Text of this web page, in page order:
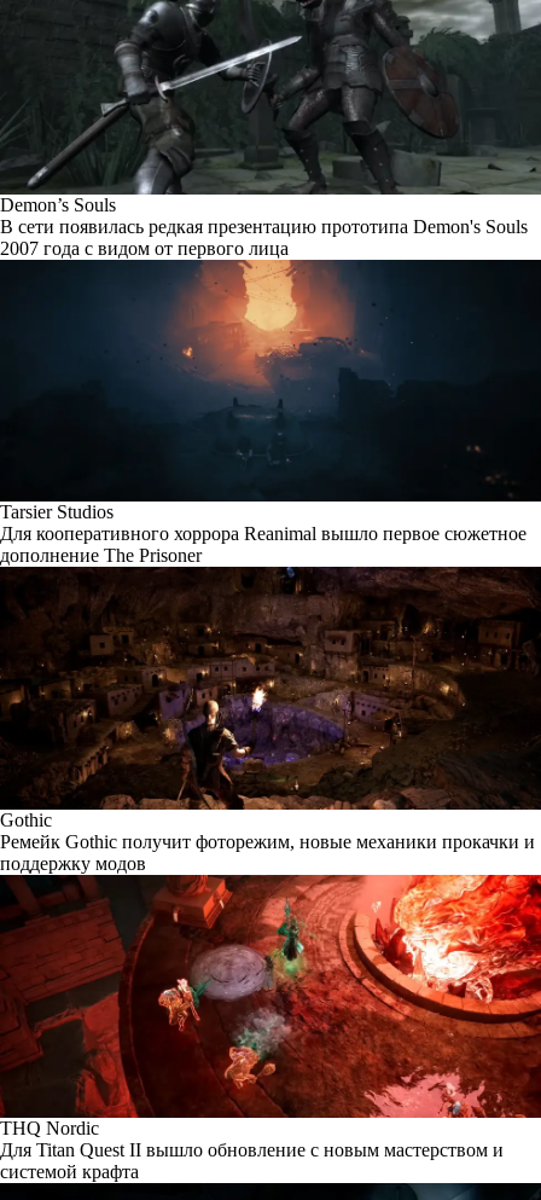
Demon’s Souls
В сети появилась редкая презентацию прототипа Demon's Souls
2007 года с видом от первого лица
Tarsier Studios
Для кооперативного хоррора Reanimal вышло первое сюжетное
дополнение The Prisoner
Gothic
Ремейк Gothic получит фоторежим, новые механики прокачки и
поддержку модов
THQ Nordic
Для Titan Quest II вышло обновление с новым мастерством и
системой крафта